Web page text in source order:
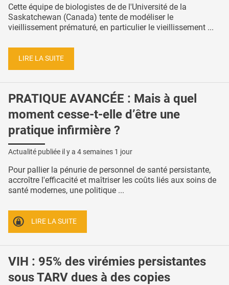
Cette équipe de biologistes de de l'Université de la
Saskatchewan (Canada) tente de modéliser le
vieillissement prématuré, en particulier le vieillissement ...
LIRE LA SUITE
PRATIQUE AVANCÉE : Mais à quel
moment cesse-t-elle d’être une
pratique infirmière ?
Actualité publiée il y a 4 semaines 1 jour
Pour pallier la pénurie de personnel de santé persistante,
accroître l'efficacité et maîtriser les coûts liés aux soins de
santé modernes, une politique ...
LIRE LA SUITE
VIH : 95% des virémies persistantes
sous TARV dues à des copies